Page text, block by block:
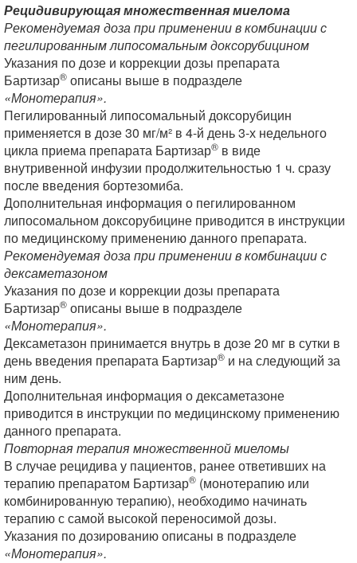
Рецидивирующая множественная миелома
Рекомендуемая доза при применении в комбинации с
пегилированным липосомальным доксорубицином
Указания по дозе и коррекции дозы препарата
Бартизар® описаны выше в подразделе
«Монотерапия».
Пегилированный липосомальный доксорубицин
применяется в дозе 30 мг/м² в 4-й день 3-х недельного
цикла приема препарата Бартизар® в виде
внутривенной инфузии продолжительностью 1 ч. сразу
после введения бортезомиба.
Дополнительная информация о пегилированном
липосомальном доксорубицине приводится в инструкции
по медицинскому применению данного препарата.
Рекомендуемая доза при применении в комбинации с
дексаметазоном
Указания по дозе и коррекции дозы препарата
Бартизар® описаны выше в подразделе
«Монотерапия».
Дексаметазон принимается внутрь в дозе 20 мг в сутки в
день введения препарата Бартизар® и на следующий за
ним день.
Дополнительная информация о дексаметазоне
приводится в инструкции по медицинскому применению
данного препарата.
Повторная терапия множественной миеломы
В случае рецидива у пациентов, ранее ответивших на
терапию препаратом Бартизар® (монотерапию или
комбинированную терапию), необходимо начинать
терапию с самой высокой переносимой дозы.
Указания по дозированию описаны в подразделе
«Монотерапия».